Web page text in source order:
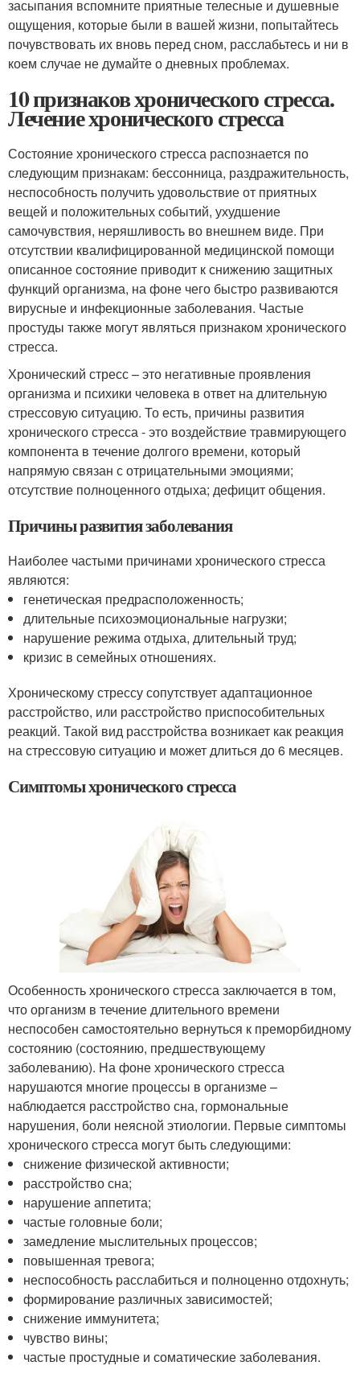
засыпания вспомните приятные телесные и душевные
ощущения, которые были в вашей жизни, попытайтесь
почувствовать их вновь перед сном, расслабьтесь и ни в
коем случае не думайте о дневных проблемах.
10 признаков хронического стресса.
Лечение хронического стресса
Состояние хронического стресса распознается по
следующим признакам: бессонница, раздражительность,
неспособность получить удовольствие от приятных
вещей и положительных событий, ухудшение
самочувствия, неряшливость во внешнем виде. При
отсутствии квалифицированной медицинской помощи
описанное состояние приводит к снижению защитных
функций организма, на фоне чего быстро развиваются
вирусные и инфекционные заболевания. Частые
простуды также могут являться признаком хронического
стресса.
Хронический стресс – это негативные проявления
организма и психики человека в ответ на длительную
стрессовую ситуацию. То есть, причины развития
хронического стресса - это воздействие травмирующего
компонента в течение долгого времени, который
напрямую связан с отрицательными эмоциями;
отсутствие полноценного отдыха; дефицит общения.
Причины развития заболевания
Наиболее частыми причинами хронического стресса
являются:
генетическая предрасположенность;
длительные психоэмоциональные нагрузки;
нарушение режима отдыха, длительный труд;
кризис в семейных отношениях.
Хроническому стрессу сопутствует адаптационное
расстройство, или расстройство приспособительных
реакций. Такой вид расстройства возникает как реакция
на стрессовую ситуацию и может длиться до 6 месяцев.
Симптомы хронического стресса
Особенность хронического стресса заключается в том,
что организм в течение длительного времени
неспособен самостоятельно вернуться к преморбидному
состоянию (состоянию, предшествующему
заболеванию). На фоне хронического стресса
нарушаются многие процессы в организме –
наблюдается расстройство сна, гормональные
нарушения, боли неясной этиологии. Первые симптомы
хронического стресса могут быть следующими:
снижение физической активности;
расстройство сна;
нарушение аппетита;
частые головные боли;
замедление мыслительных процессов;
повышенная тревога;
неспособность расслабиться и полноценно отдохнуть;
формирование различных зависимостей;
снижение иммунитета;
чувство вины;
частые простудные и соматические заболевания.